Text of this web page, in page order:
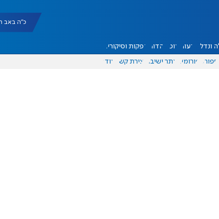
כ"ה באב תשפ"ו
ונדל"ן דעות אוכל יהדות הפקות וסיקורים
ספורט פורומים אתר ישיבה יצירת קשר עוד